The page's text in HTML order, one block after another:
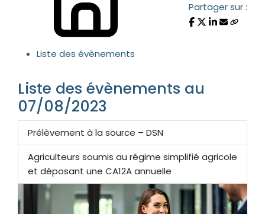
Liste des évènements
Partager sur :
Liste des évènements au
07/08/2023
Prélèvement à la source – DSN
Agriculteurs soumis au régime simplifié agricole
et déposant une CA12A annuelle